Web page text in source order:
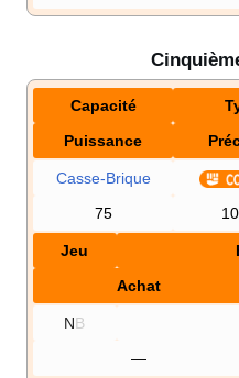
Capacité
Puissance
Casse-Brique
75
Jeu
Achat
NB
—